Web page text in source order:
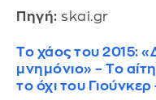
Πηγή: skai.gr
Το χάος του 2015:
μνημόνιο» – Το
το όχι του